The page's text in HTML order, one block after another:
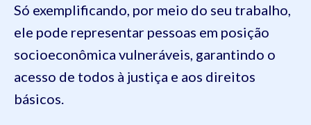
Só exemplificando, por meio do seu trabalho,
ele pode representar pessoas em posição
socioeconômica vulneráveis, garantindo o
acesso de todos à justiça e aos direitos
básicos.